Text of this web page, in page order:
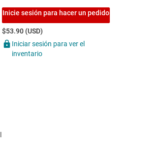
Inicie sesión para hacer un pedido
$53.90 (USD)
Iniciar sesión para ver el
inventario